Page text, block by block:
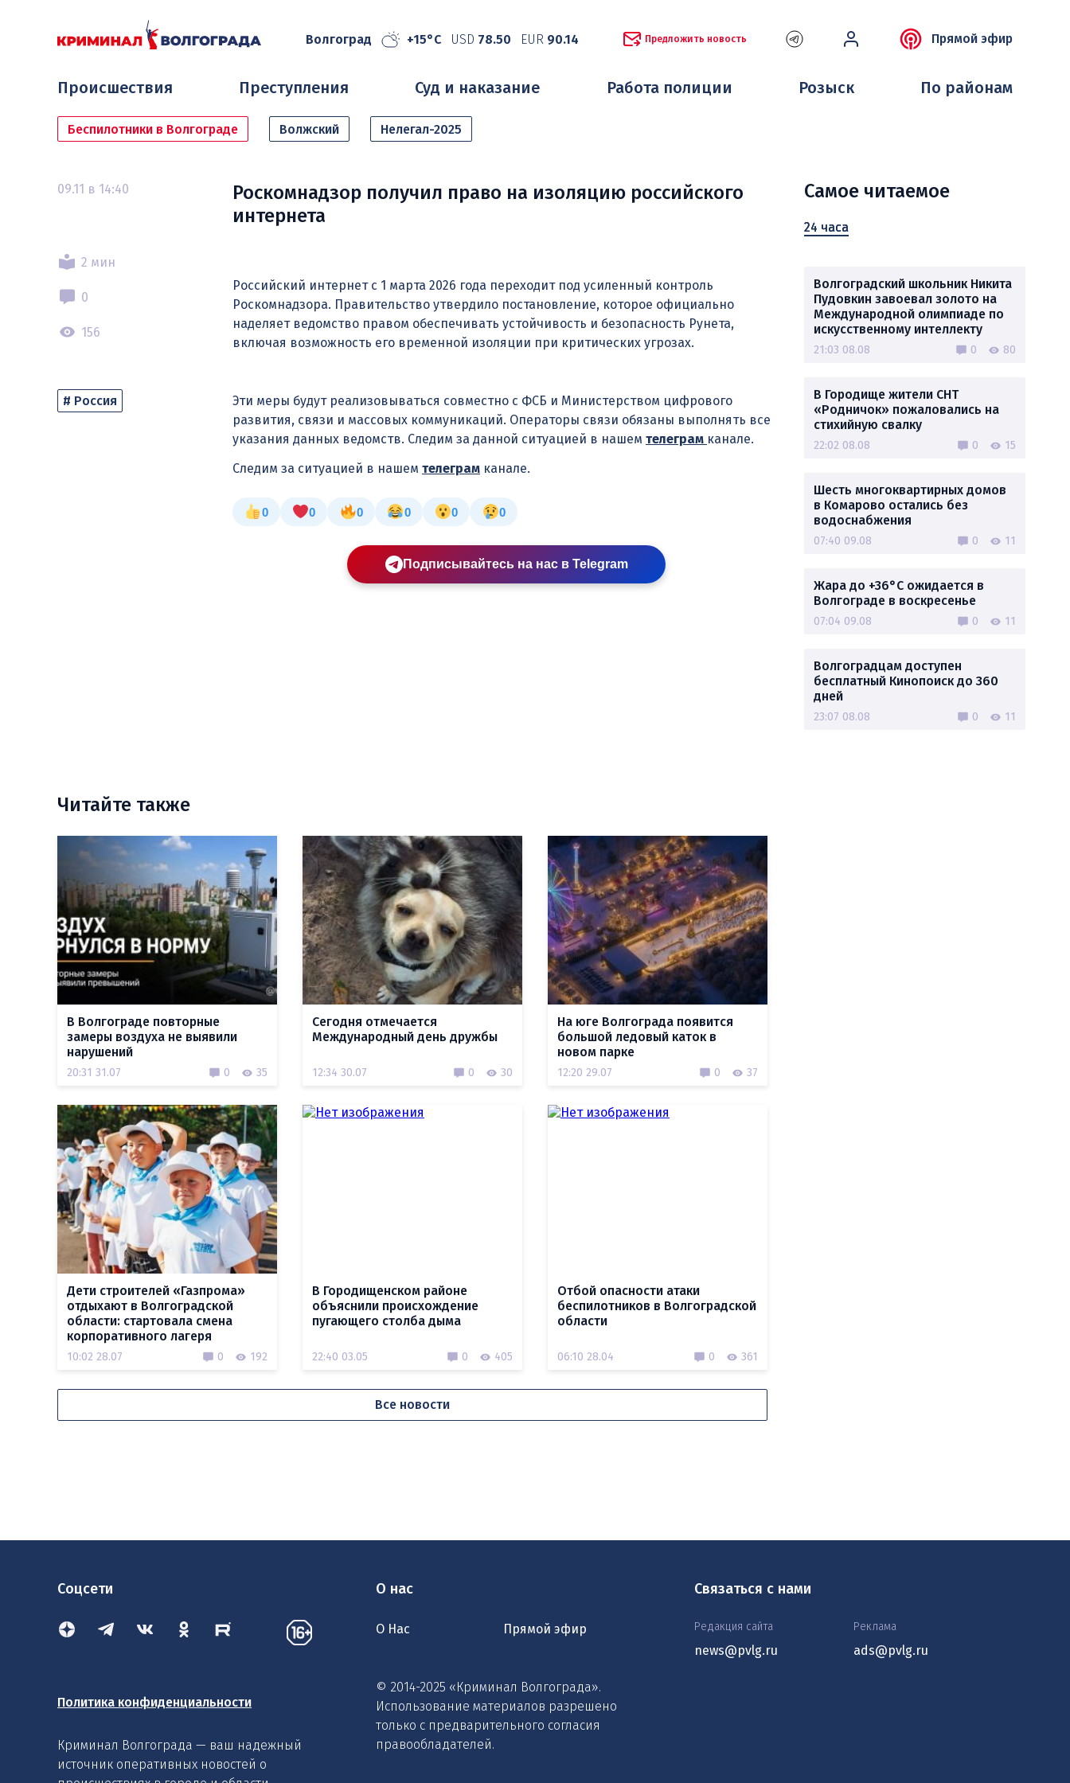
Волгоград +15°C USD 78.50 EUR 90.14 Предложить новость Прямой эфир
Происшествия Преступления Суд и наказание Работа полиции Розыск По районам
Беспилотники в Волгограде Волжский Нелегал-2025
09.11 в 14:40
2 мин
0
156
# Россия
Роскомнадзор получил право на изоляцию российского
интернета
Российский интернет с 1 марта 2026 года переходит под усиленный контроль
Роскомнадзора. Правительство утвердило постановление, которое официально
наделяет ведомство правом обеспечивать устойчивость и безопасность Рунета,
включая возможность его временной изоляции при критических угрозах.
Эти меры будут реализовываться совместно с ФСБ и Министерством цифрового
развития, связи и массовых коммуникаций. Операторы связи обязаны выполнять все
указания данных ведомств. Следим за данной ситуацией в нашем телеграм канале.
Следим за ситуацией в нашем телеграм канале.
0 0 0 0 0 0
Подписывайтесь на нас в Telegram
Самое читаемое
24 часа
Волгоградский школьник Никита
Пудовкин завоевал золото на
Международной олимпиаде по
искусственному интеллекту
21:03 08.08 0 80
В Городище жители СНТ
«Родничок» пожаловались на
стихийную свалку
22:02 08.08 0 15
Шесть многоквартирных домов
в Комарово остались без
водоснабжения
07:40 09.08 0 11
Жара до +36°C ожидается в
Волгограде в воскресенье
07:04 09.08 0 11
Волгоградцам доступен
бесплатный Кинопоиск до 360
дней
23:07 08.08 0 11
Читайте также
В Волгограде повторные
замеры воздуха не выявили
нарушений
20:31 31.07 0 35
Сегодня отмечается
Международный день дружбы
12:34 30.07 0 30
На юге Волгограда появится
большой ледовый каток в
новом парке
12:20 29.07 0 37
Дети строителей «Газпрома»
отдыхают в Волгоградской
области: стартовала смена
корпоративного лагеря
10:02 28.07 0 192
В Городищенском районе
объяснили происхождение
пугающего столба дыма
22:40 03.05 0 405
Отбой опасности атаки
беспилотников в Волгоградской
области
06:10 28.04 0 361
Все новости
Соцсети
Политика конфиденциальности
Криминал Волгограда — ваш надежный
источник оперативных новостей о
О нас
О Нас Прямой эфир
© 2014-2025 «Криминал Волгограда».
Использование материалов разрешено
только с предварительного согласия
правообладателей.
Связаться с нами
Редакция сайта
news@pvlg.ru
Реклама
ads@pvlg.ru